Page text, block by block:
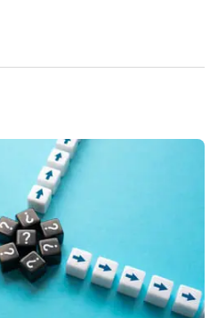
z tagiem:#księgowość